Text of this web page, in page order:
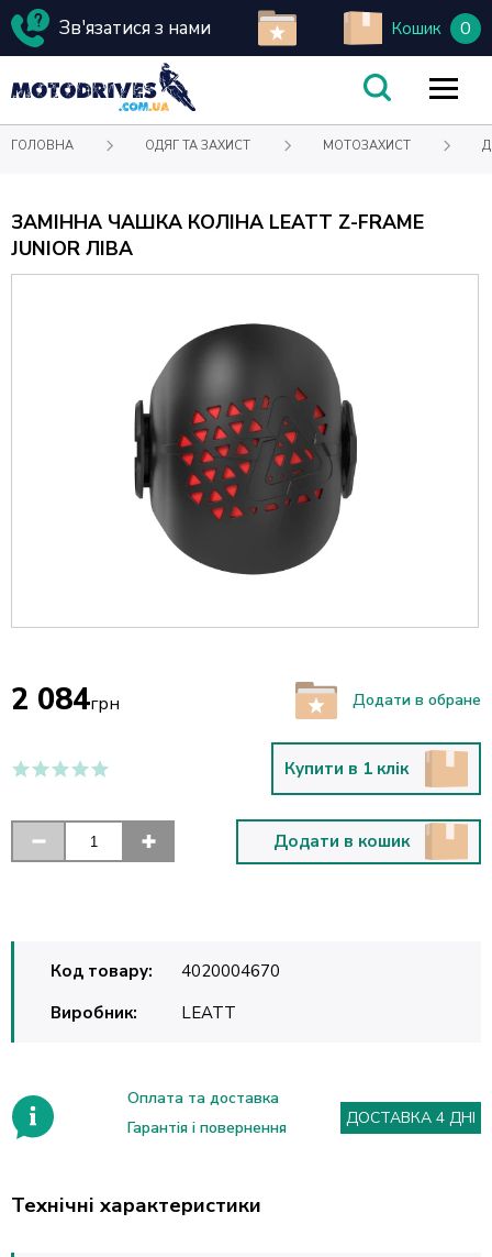
Зв'язатися з нами Кошик 0
ГОЛОВНА ОДЯГ ТА ЗАХИСТ МОТОЗАХИСТ
ЗАМІННА ЧАШКА КОЛІНА LEATT Z-FRAME
JUNIOR ЛІВА
2 084грн Додати в обране
Купити в 1 клік
Додати в кошик
Код товару:
4020004670
Виробник:
LEATT
Оплата та доставка
Гарантія і повернення
ДОСТАВКА 4 ДНІ
Технічні характеристики